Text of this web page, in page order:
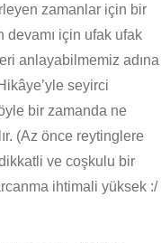
zamanlar için bir
devamı için ufak ufak
anlayabilmemiz adına
seyirci
bir zamanda ne
(Az önce reytinglere
ve coşkulu bir
ihtimali yüksek :/